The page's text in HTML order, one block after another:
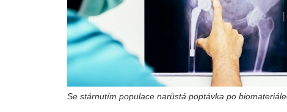
Se stárnutím populace narůstá poptávka po